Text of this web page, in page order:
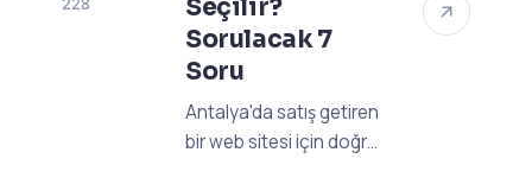
Seçilir?
Sorulacak 7
Soru
Antalya'da satış getiren
bir web sitesi için doğru